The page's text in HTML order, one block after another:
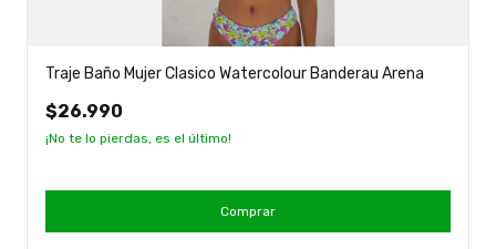
Traje Baño Mujer Clasico Watercolour Banderau Arena
$26.990
¡No te lo pierdas, es el último!
Comprar